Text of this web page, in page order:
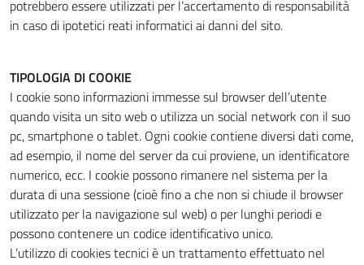
potrebbero essere utilizzati per l’accertamento di responsabilità
in caso di ipotetici reati informatici ai danni del sito.
TIPOLOGIA DI COOKIE
I cookie sono informazioni immesse sul browser dell’utente
quando visita un sito web o utilizza un social network con il suo
pc, smartphone o tablet. Ogni cookie contiene diversi dati come,
ad esempio, il nome del server da cui proviene, un identificatore
numerico, ecc. I cookie possono rimanere nel sistema per la
durata di una sessione (cioè fino a che non si chiude il browser
utilizzato per la navigazione sul web) o per lunghi periodi e
possono contenere un codice identificativo unico.
L’utilizzo di cookies tecnici è un trattamento effettuato nel